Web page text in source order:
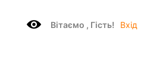
Вітаємo , Гість! Вхід